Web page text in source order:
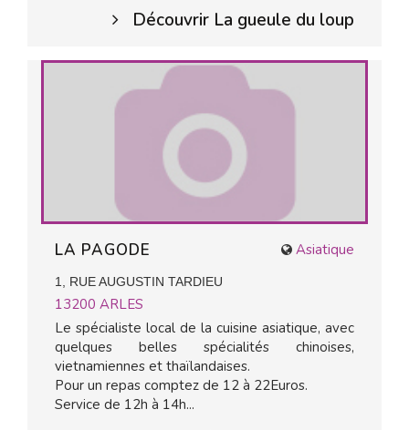
Découvrir La gueule du loup
Asiatique
LA PAGODE
1, RUE AUGUSTIN TARDIEU
13200 ARLES
Le spécialiste local de la cuisine asiatique, avec
quelques belles spécialités chinoises,
vietnamiennes et thaïlandaises.
Pour un repas comptez de 12 à 22Euros.
Service de 12h à 14h...